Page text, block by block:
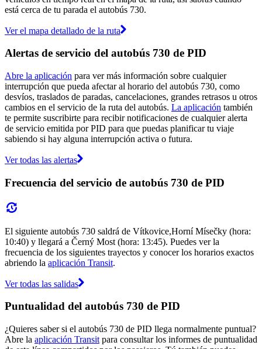
está cerca de tu parada el autobús 730.
Ver el mapa detallado de la ruta
Alertas de servicio del autobús 730 de PID
Abre la aplicación para ver más información sobre cualquier
interrupción que pueda afectar al horario del autobús 730, como
desvíos, traslados de paradas, cancelaciones, grandes retrasos u otros
cambios en el servicio de la ruta del autobús. La aplicación también
te permite suscribirte para recibir notificaciones de cualquier alerta
de servicio emitida por PID para que puedas planificar tu viaje
sabiendo si hay alguna interrupción activa o futura.
Ver todas las alertas
Frecuencia del servicio de autobús 730 de PID
El siguiente autobús 730 saldrá de Vítkovice,Horní Mísečky (hora:
10:40) y llegará a Černý Most (hora: 13:45). Puedes ver la
frecuencia de los siguientes trayectos y conocer los horarios exactos
abriendo la aplicación Transit.
Ver todas las salidas
Puntualidad del autobús 730 de PID
¿Quieres saber si el autobús 730 de PID llega normalmente puntual?
Abre la aplicación Transit para consultar los informes de puntualidad